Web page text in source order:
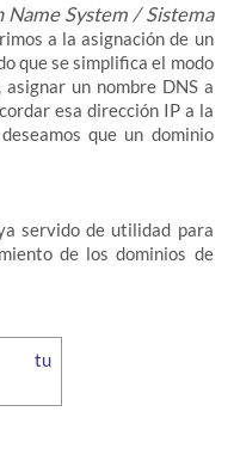
Name System / Sistema
a la asignación de un
que se simplifica el modo
un nombre DNS a
esa dirección IP a la
que un dominio
servido de utilidad para
de los dominios de